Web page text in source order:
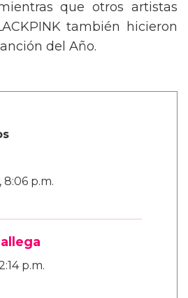
que otros artistas
también hicieron
del Año.
8:06 p.m.
p.m.